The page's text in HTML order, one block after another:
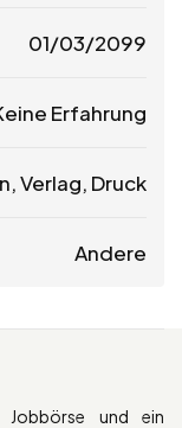
01/03/2099
Erfahrung
Verlag, Druck
Andere
Jobbörse und ein